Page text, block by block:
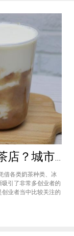
全味时间加盟费多少钱奶茶店？城市标准不同费用也会有所不同
借各类奶茶种类、冰
引了非常多创业者的
业者当中比较关注的
钱奶茶店？这个问题